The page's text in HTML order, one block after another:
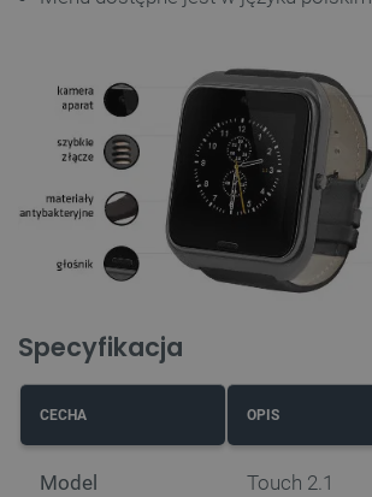
Specyfikacja
CECHA OPIS
Model Touch 2.1